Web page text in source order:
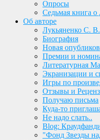
Опросы
Седьмая книга о
Об авторе
Лукьяненко С. В.
Биография
Новая
Премии и
Литературная
Экранизации и
Игры по
Отзывы и
Получаю письма
Куда-то
Не надо слать..
Blog:
"Фонд Звезды